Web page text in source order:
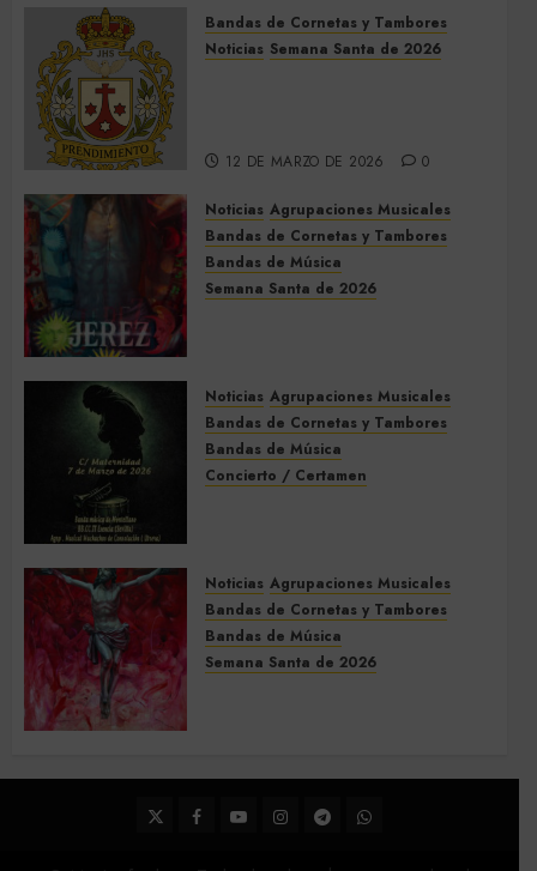
9 DE MAYO DE 2026 0
Bandas de Cornetas y Tambores
Noticias Semana Santa de 2026
12 DE MARZO DE 2026 0
Noticias Agrupaciones Musicales
Bandas de Cornetas y Tambores
Bandas de Música
Semana Santa de 2026
5 DE MARZO DE 2026 0
Noticias Agrupaciones Musicales
Bandas de Cornetas y Tambores
Bandas de Música
Concierto / Certamen
Noticias Agrupaciones Musicales
Bandas de Cornetas y Tambores
Bandas de Música
Semana Santa de 2026
22 DE FEBRERO DE 2026
0
TwitterFacebook
YoutubeInstagram
TelegramWhatsApp